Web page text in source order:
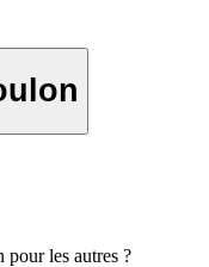
pour les autres ?